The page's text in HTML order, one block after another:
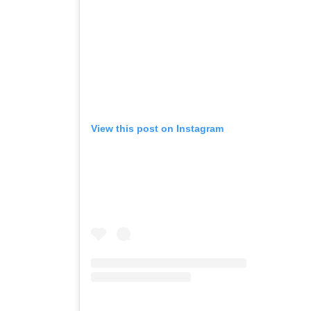
View this post on Instagram